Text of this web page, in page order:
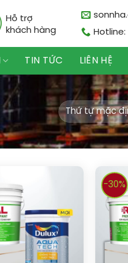
Hỗ trợ
khách hàng
Hotline:
TIN TỨC LIÊN HỆ
-30%